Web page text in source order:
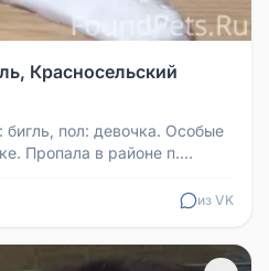
Красносельский
пол: девочка. Особые
Пропала в районе п.
из VK